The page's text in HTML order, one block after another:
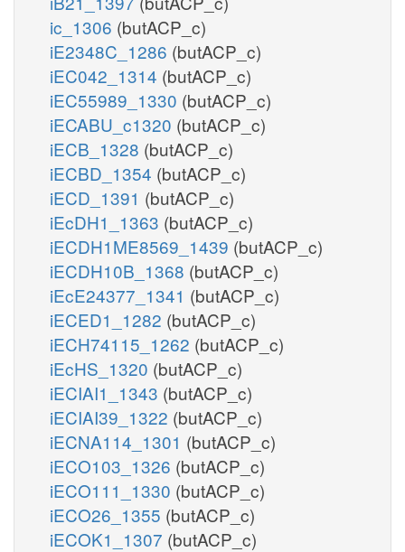
ic_1306 (butACP_c)
iE2348C_1286 (butACP_c)
iEC042_1314 (butACP_c)
iEC55989_1330 (butACP_c)
iECABU_c1320 (butACP_c)
iECB_1328 (butACP_c)
iECBD_1354 (butACP_c)
iECD_1391 (butACP_c)
iEcDH1_1363 (butACP_c)
iECDH1ME8569_1439 (butACP_c)
iECDH10B_1368 (butACP_c)
iEcE24377_1341 (butACP_c)
iECED1_1282 (butACP_c)
iECH74115_1262 (butACP_c)
iEcHS_1320 (butACP_c)
iECIAI1_1343 (butACP_c)
iECIAI39_1322 (butACP_c)
iECNA114_1301 (butACP_c)
iECO103_1326 (butACP_c)
iECO111_1330 (butACP_c)
iECO26_1355 (butACP_c)
iECOK1_1307 (butACP_c)